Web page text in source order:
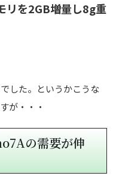
リを2GB増量し8g重
した。というかこうな
が・・・
の需要が伸